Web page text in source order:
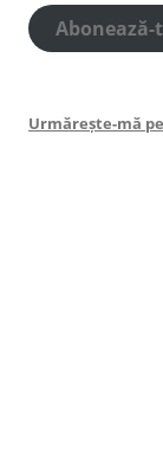
Abonează-
Urmărește-mă